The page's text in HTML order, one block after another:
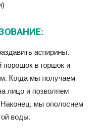
аспирины.
в горшок и
Когда мы получаем
лицо и позволяем
Наконец, мы ополоснем
воды.